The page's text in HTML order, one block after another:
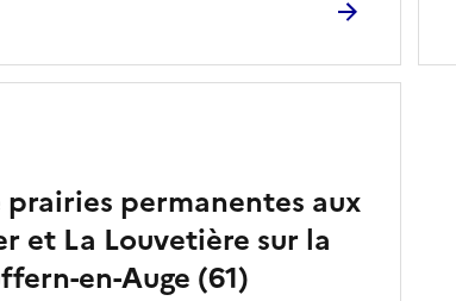
permanentes aux
et La Louvetière sur la
en-Auge (61)